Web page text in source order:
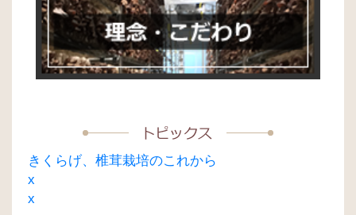
ン
きくらげ、椎茸栽培のこれから
x
x